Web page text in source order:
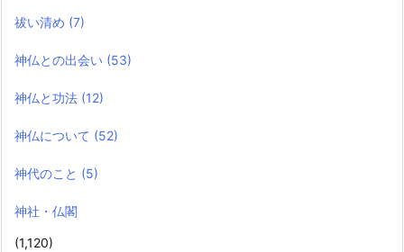
祓い清め (7)
神仏との出会い (53)
神仏と功法 (12)
神仏について (52)
神代のこと (5)
神社・仏閣
(1,120)